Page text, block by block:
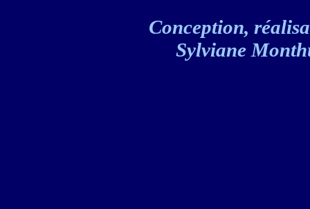
Conception,
Sylviane